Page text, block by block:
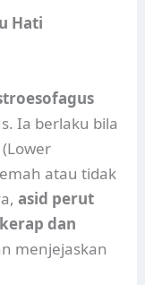
Hati
Ia berlaku bila
atau tidak
asid perut
dan
menjejaskan